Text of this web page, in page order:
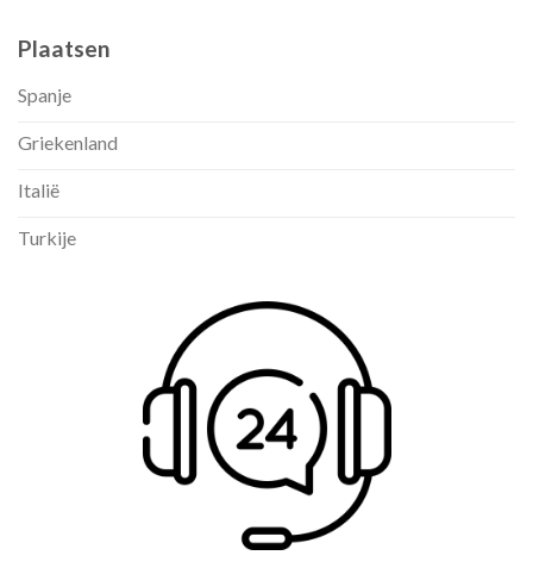
Plaatsen
Spanje
Griekenland
Italië
Turkije